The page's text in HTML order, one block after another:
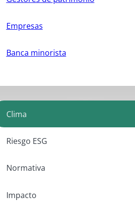
Empresas
Banca minorista
Clima
Riesgo ESG
Normativa
Impacto